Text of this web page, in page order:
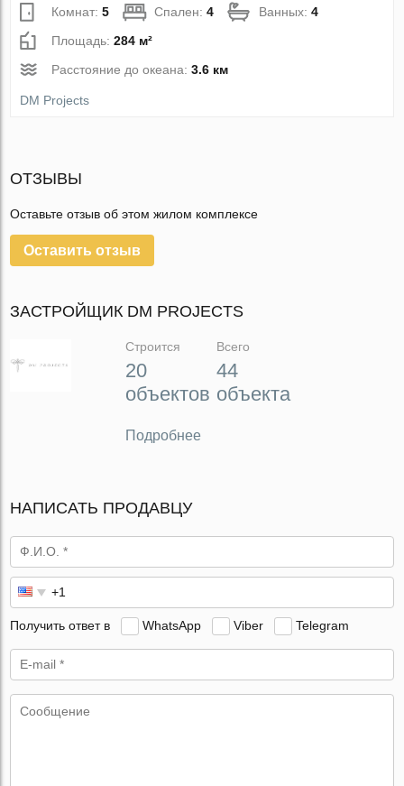
Комнат:5 Спален:4 Ванных:4
Площадь:284 м²
Расстояние до океана:3.6 км
DM Projects
ОТЗЫВЫ
Оставьте отзыв об этом жилом комплексе
Оставить отзыв
ЗАСТРОЙЩИК DM PROJECTS
Строится
20
объектов
Всего
44
объекта
Подробнее
НАПИСАТЬ ПРОДАВЦУ
Получить ответ в WhatsApp Viber Telegram